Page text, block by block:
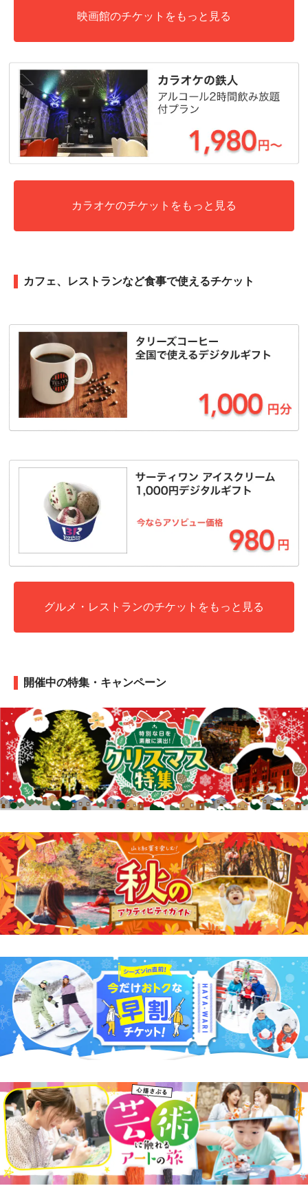
映画館のチケットをもっと見る
カラオケのチケットをもっと見る
カフェ、レストランなど食事で使えるチケット
グルメ・レストランのチケットをもっと見る
開催中の特集・キャンペーン